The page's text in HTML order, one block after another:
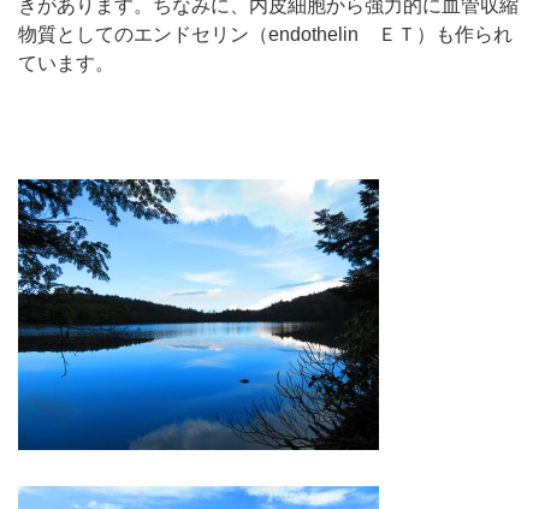
きがあります。ちなみに、内皮細胞から強力的に血管収縮
物質としてのエンドセリン（endothelin ＥＴ）も作られ
ています。